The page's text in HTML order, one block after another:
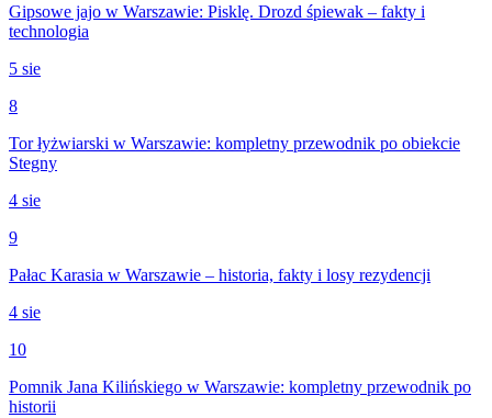
Gipsowe jajo w Warszawie: Pisklę. Drozd śpiewak – fakty i
technologia
5 sie
8
Tor łyżwiarski w Warszawie: kompletny przewodnik po obiekcie
Stegny
4 sie
9
Pałac Karasia w Warszawie – historia, fakty i losy rezydencji
4 sie
10
Pomnik Jana Kilińskiego w Warszawie: kompletny przewodnik po
historii